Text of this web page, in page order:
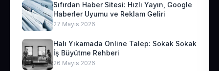
Sıfırdan Haber Sitesi: Hızlı Yayın, Google
Haberler Uyumu ve Reklam Geliri
27 Mayıs 2026
Halı Yıkamada Online Talep: Sokak Sokak
İş Büyütme Rehberi
26 Mayıs 2026